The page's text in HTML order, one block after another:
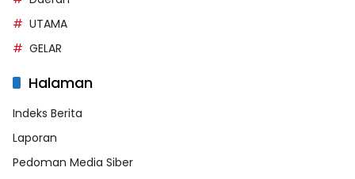
UTAMA
GELAR
Halaman
Indeks Berita
Laporan
Pedoman Media Siber